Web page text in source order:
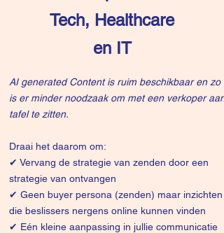
Tech, Healthcare
en IT
AI generated Content is ruim beschikbaar en zo
is er minder noodzaak om met een verkoper aan
tafel te zitten.
Draai het daarom om:
✔ Vervang de strategie van zenden door een
strategie van ontvangen
✔ Geen buyer persona (zenden) maar inzichten
die beslissers nergens online kunnen vinden
✔ Eén kleine aanpassing in jullie communicatie